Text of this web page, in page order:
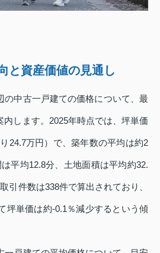
と資産価値の見通し
の中古一戸建ての価格について、最
内します。2025年時点では、坪単価
24.7万円）で、築年数の平均は約2
平均12.8分、土地面積は平均約32.
引件数は338件で算出されており、
坪単価は約-0.1％減少するという傾